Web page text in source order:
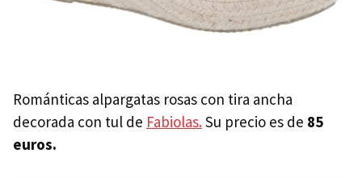
Románticas alpargatas rosas con tira ancha
decorada con tul de Fabiolas.Su precio es de 85
euros.